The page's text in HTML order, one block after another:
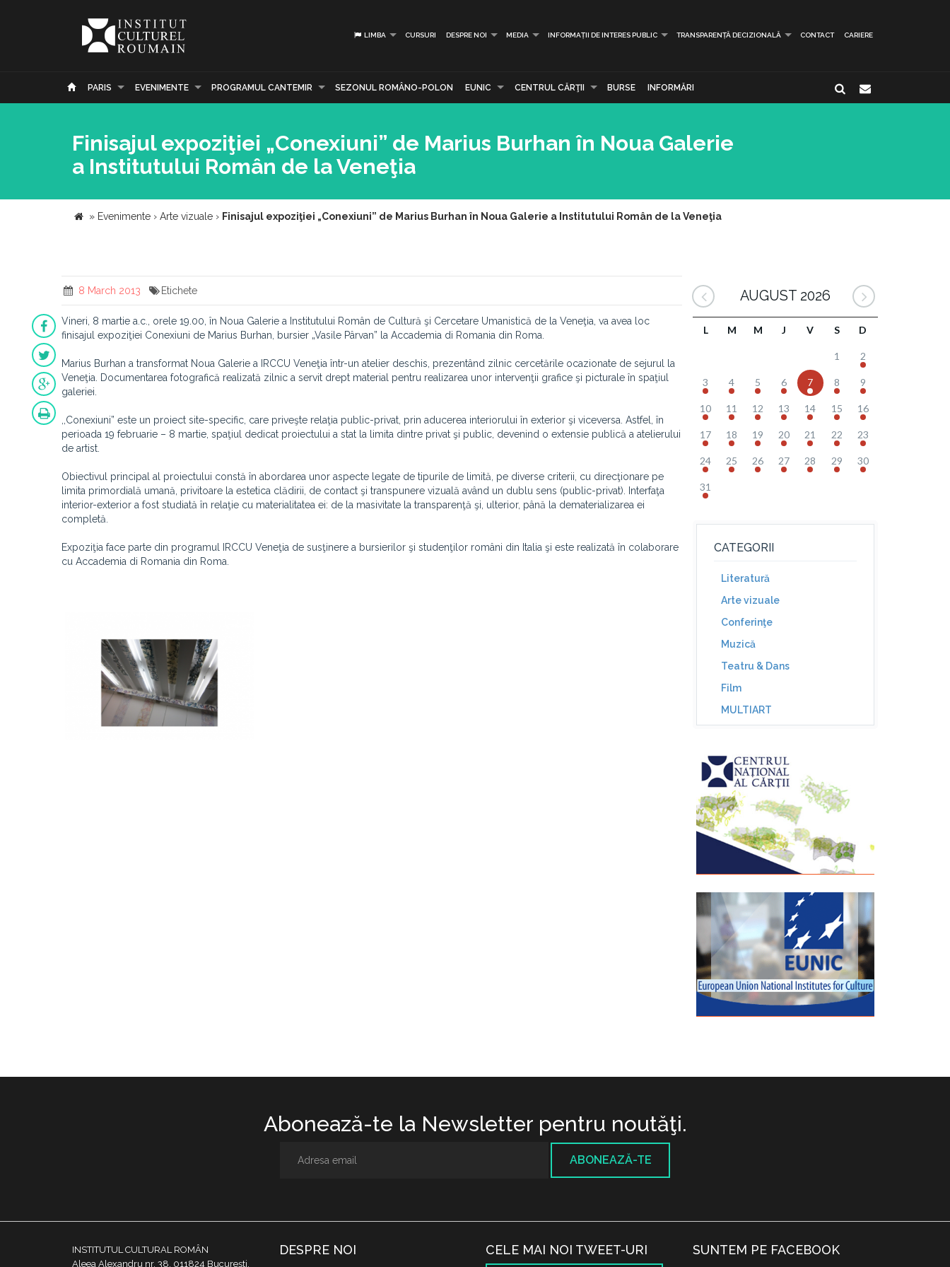
LIMBA CURSURI DESPRE NOI MEDIA INFORMAȚII DE INTERES PUBLIC TRANSPARENȚĂ DECIZIONALĂ CONTACT CARIERE
PARIS EVENIMENTE PROGRAMUL CANTEMIR SEZONUL ROMÂNO-POLON EUNIC CENTRUL CĂRŢII BURSE INFORMĂRI
Finisajul expoziţiei „Conexiuni” de Marius Burhan în Noua Galerie
a Institutului Român de la Veneţia
» Evenimente › Arte vizuale › Finisajul expoziţiei „Conexiuni” de Marius Burhan în Noua Galerie a Institutului Român de la Veneţia
8 March 2013 Etichete
Vineri, 8 martie a.c., orele 19.00, în Noua Galerie a Institutului Român de Cultură şi Cercetare Umanistică de la Veneţia, va avea loc
finisajul expoziţiei Conexiuni de Marius Burhan, bursier „Vasile Pârvan” la Accademia di Romania din Roma.
Marius Burhan a transformat Noua Galerie a IRCCU Veneţia într-un atelier deschis, prezentând zilnic cercetările ocazionate de sejurul la
Veneţia. Documentarea fotografică realizată zilnic a servit drept material pentru realizarea unor intervenţii grafice şi picturale în spaţiul
galeriei.
,,Conexiuni” este un proiect site-specific, care priveşte relaţia public-privat, prin aducerea interiorului în exterior şi viceversa. Astfel, în
perioada 19 februarie – 8 martie, spaţiul dedicat proiectului a stat la limita dintre privat şi public, devenind o extensie publică a atelierului
de artist.
Obiectivul principal al proiectului constă în abordarea unor aspecte legate de tipurile de limită, pe diverse criterii, cu direcţionare pe
limita primordială umană, privitoare la estetica clădirii, de contact şi transpunere vizuală având un dublu sens (public-privat). Interfaţa
interior-exterior a fost studiată în relaţie cu materialitatea ei: de la masivitate la transparenţă şi, ulterior, până la dematerializarea ei
completă.
Expoziţia face parte din programul IRCCU Veneţia de susţinere a bursierilor şi studenţilor români din Italia şi este realizată în colaborare
cu Accademia di Romania din Roma.
AUGUST 2026
L M M J V S D
1 2
3 4 5 6 7 8 9
10 11 12 13 14 15 16
17 18 19 20 21 22 23
24 25 26 27 28 29 30
31
CATEGORII
Literatură
Arte vizuale
Conferinţe
Muzică
Teatru & Dans
Film
MULTIART
Abonează-te la Newsletter pentru noutăţi.
ABONEAZĂ-TE
INSTITUTUL CULTURAL ROMÂN
Aleea Alexandru nr. 38, 011824 București,
DESPRE NOI CELE MAI NOI TWEET-URI SUNTEM PE FACEBOOK